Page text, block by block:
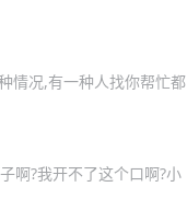
情况,有一种人找你帮忙都
啊?我开不了这个口啊?小